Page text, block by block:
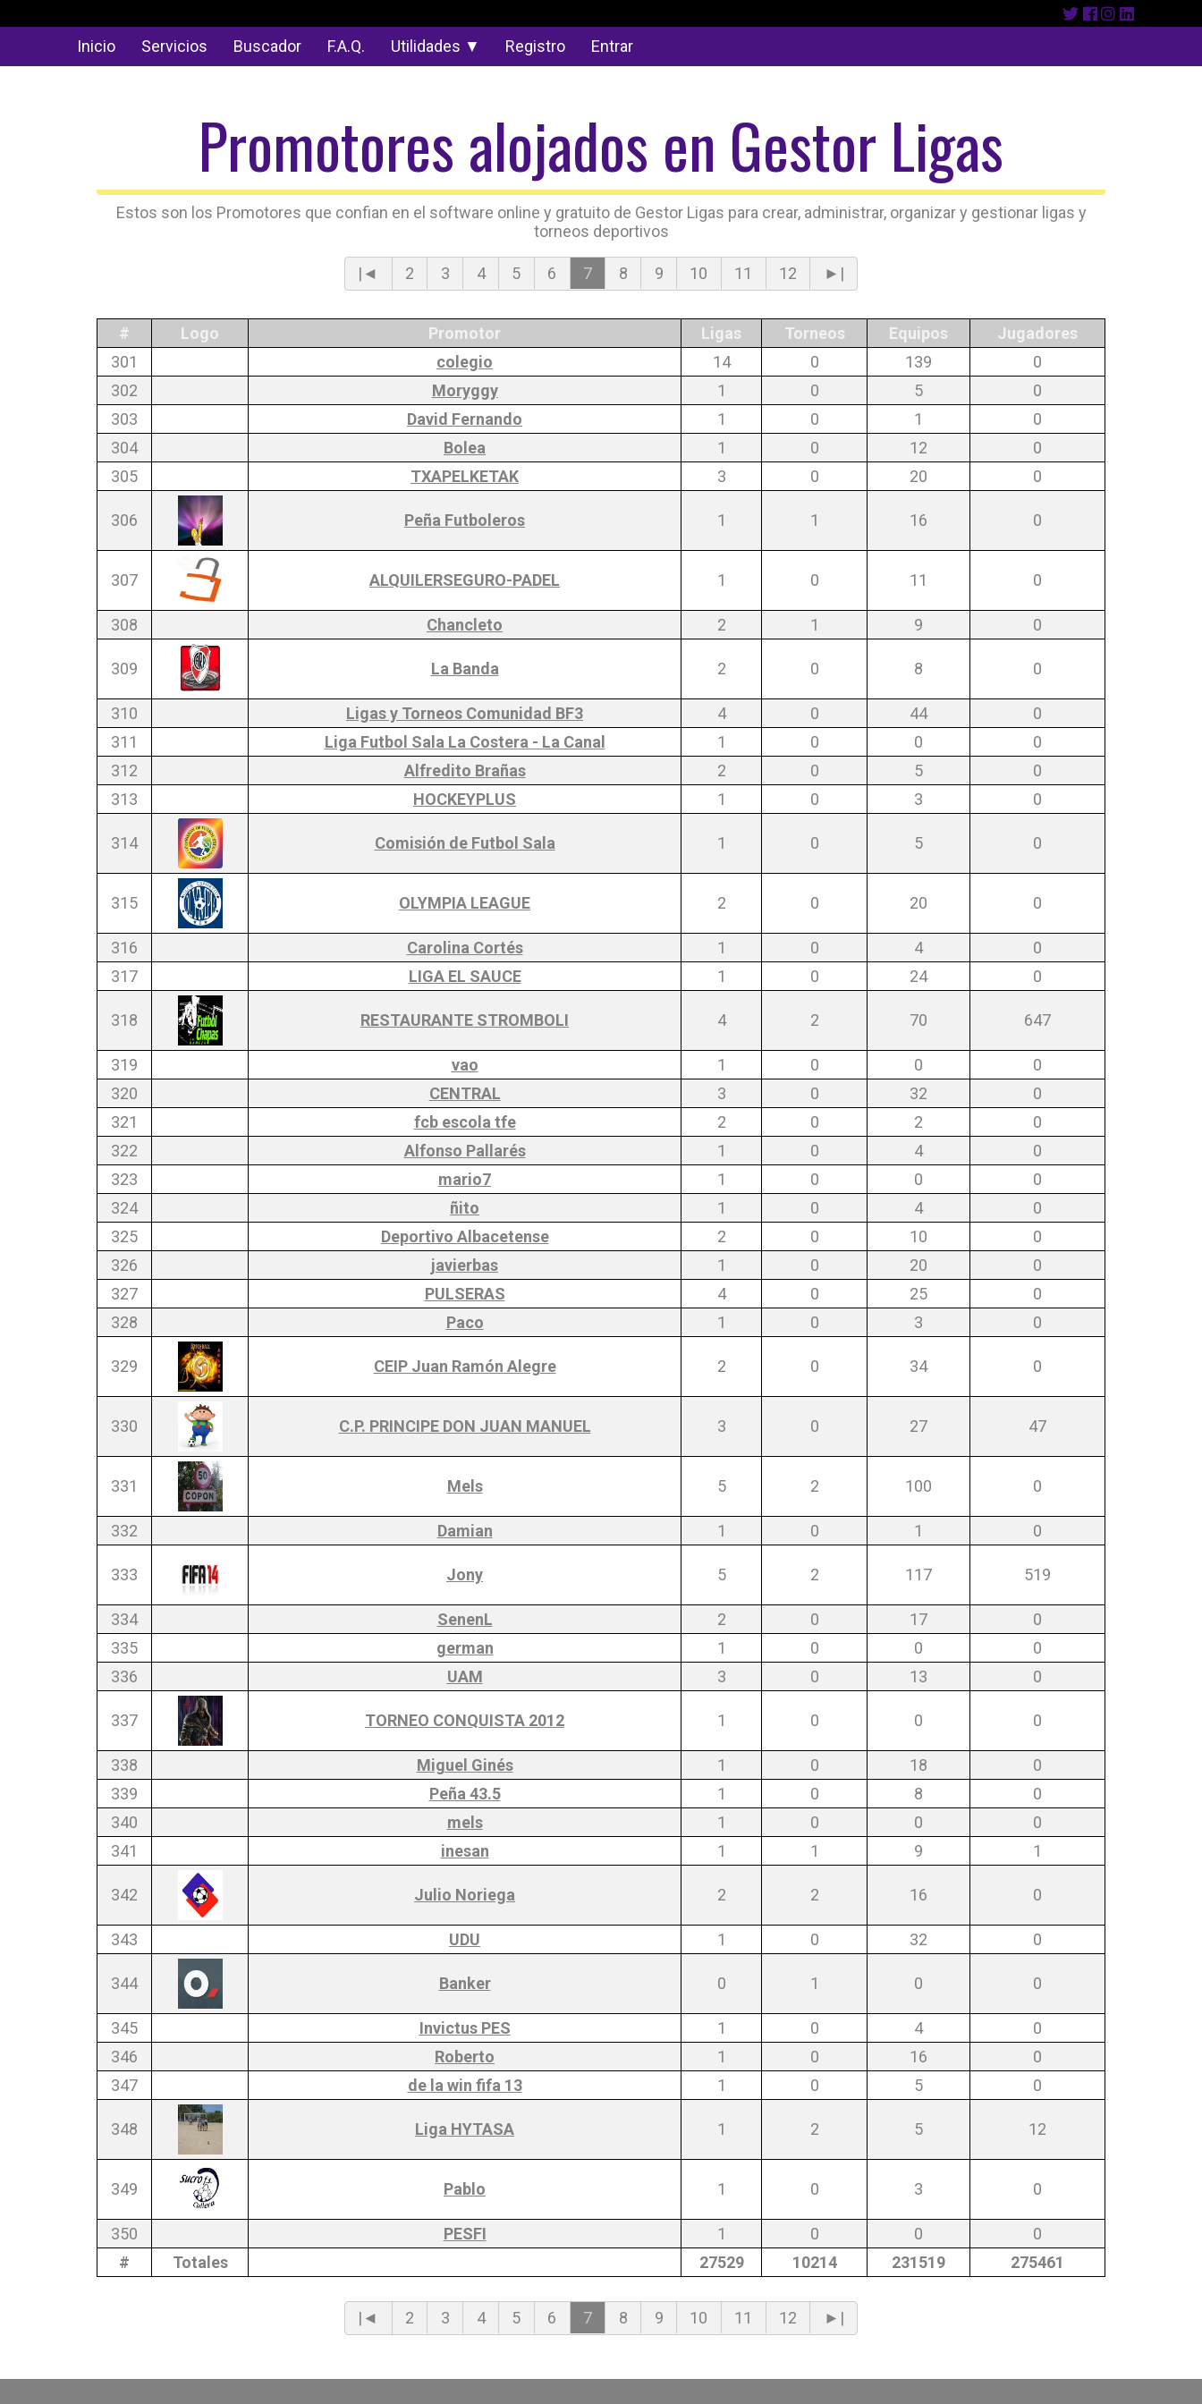
Inicio Servicios Buscador F.A.Q. Utilidades ▼ Registro Entrar
Promotores alojados en Gestor Ligas
Estos son los Promotores que confian en el software online y gratuito de Gestor Ligas para crear, administrar, organizar y gestionar ligas y
torneos deportivos
|◄ 2 3 4 5 6 7 8 9 10 11 12 ►|
# Logo Promotor Ligas Torneos Equipos
Jugadores
301
colegio 14 0 139
0
302
Moryggy 1 0 5
0
303
David Fernando 1 0 1
0
304
Bolea 1 0 12
0
305
TXAPELKETAK 3 0 20 0
306 Peña Futboleros 1 1 16 0
307 ALQUILERSEGURO-PADEL 1 0 11 0
308 Chancleto 2 1 9 0
309 La Banda 2 0 8 0
310 Ligas y Torneos Comunidad BF3 4 0 44
0
311
Liga Futbol Sala La Costera - La Canal 1 0 0
0
312
Alfredito Brañas 2 0 5
0
313
HOCKEYPLUS 1 0 3 0
314 Comisión de Futbol Sala 1 0 5 0
315 OLYMPIA LEAGUE 2 0 20 0
316 Carolina Cortés 1 0 4
0
317
LIGA EL SAUCE 1 0 24 0
318 RESTAURANTE STROMBOLI 4 2 70 647
319 vao 1 0 0
0
320
CENTRAL 3 0 32
0
321
fcb escola tfe 2 0 2
0
322
Alfonso Pallarés 1 0 4
0
323
mario7 1 0 0
0
324
ñito 1 0 4
0
325
Deportivo Albacetense 2 0 10
0
326
javierbas 1 0 20
0
327
PULSERAS 4 0 25
0
328
Paco 1 0 3 0
329 CEIP Juan Ramón Alegre 2 0 34 0
330 C.P. PRINCIPE DON JUAN MANUEL 3 0 27 47
331 Mels 5 2 100 0
332 Damian 1 0 1 0
333 Jony 5 2 117 519
334 SenenL 2 0 17
0
335
german 1 0 0
0
336
UAM 3 0 13 0
337 TORNEO CONQUISTA 2012 1 0 0 0
338 Miguel Ginés 1 0 18
0
339
Peña 43.5 1 0 8
0
340
mels 1 0 0
0
341
inesan 1 1 9 1
342 Julio Noriega 2 2 16 0
343 UDU 1 0 32 0
344 Banker 0 1 0 0
345 Invictus PES 1 0 4
0
346
Roberto 1 0 16
0
347
de la win fifa 13 1 0 5 0
348 Liga HYTASA 1 2 5 12
349 Pablo 1 0 3 0
350 PESFI 1 0 0
0
#
Totales 27529 10214 231519 275461
|◄ 2 3 4 5 6 7 8 9 10 11 12 ►|